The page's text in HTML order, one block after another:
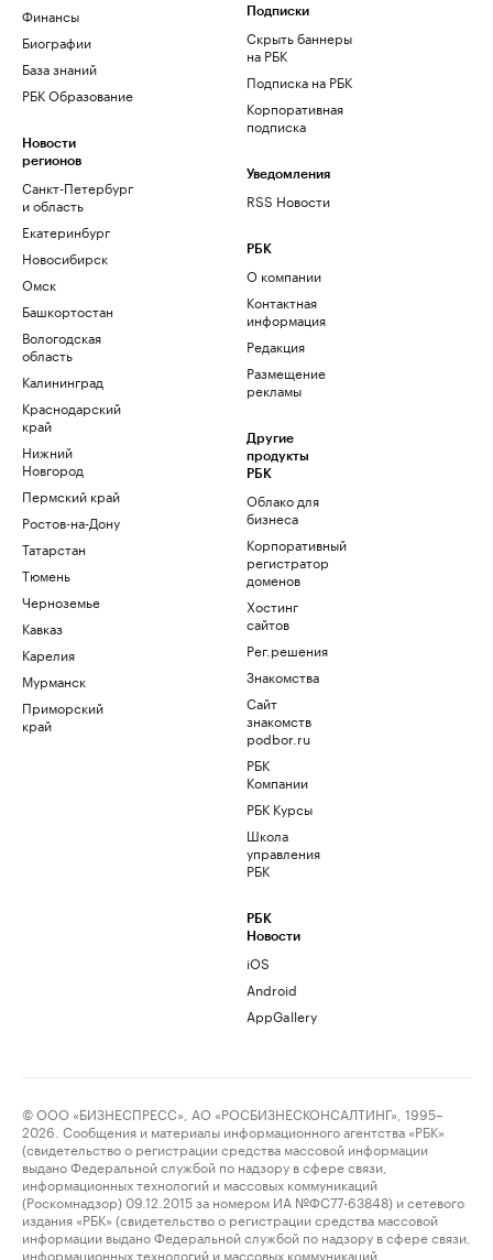
Финансы
Биографии
База знаний
РБК Образование
Новости
регионов
Санкт-Петербург
и область
Екатеринбург
Новосибирск
Омск
Башкортостан
Вологодская
область
Калининград
Краснодарский
край
Нижний
Новгород
Пермский край
Ростов-на-Дону
Татарстан
Тюмень
Черноземье
Кавказ
Карелия
Мурманск
Приморский
край
Подписки
Скрыть баннеры
на РБК
Подписка на РБК
Корпоративная
подписка
Уведомления
RSS Новости
РБК
О компании
Контактная
информация
Редакция
Размещение
рекламы
Другие
продукты
РБК
Облако для
бизнеса
Корпоративный
регистратор
доменов
Хостинг
сайтов
Рег.решения
Знакомства
Сайт
знакомств
podbor.ru
РБК
Компании
РБК Курсы
Школа
управления
РБК
РБК
Новости
iOS
Android
AppGallery
© ООО «БИЗНЕСПРЕСС», АО «РОСБИЗНЕСКОНСАЛТИНГ», 1995–
2026. Сообщения и материалы информационного агентства «РБК»
(свидетельство о регистрации средства массовой информации
выдано Федеральной службой по надзору в сфере связи,
информационных технологий и массовых коммуникаций
(Роскомнадзор) 09.12.2015 за номером ИА №ФС77-63848) и сетевого
издания «РБК» (свидетельство о регистрации средства массовой
информации выдано Федеральной службой по надзору в сфере связи,
информационных технологий и массовых коммуникаций